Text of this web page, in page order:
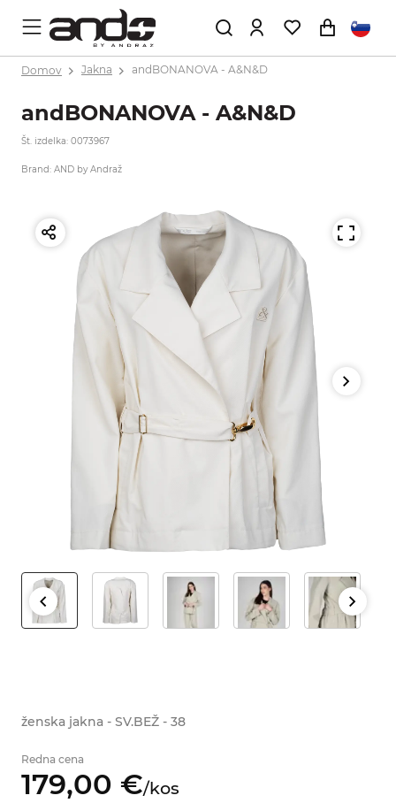
Domov Jakna andBONANOVA - A&N&D
andBONANOVA - A&N&D
Št. izdelka: 0073967
Brand: AND by Andraž
ženska jakna - SV.BEŽ - 38
Redna cena
179,00 €/kos